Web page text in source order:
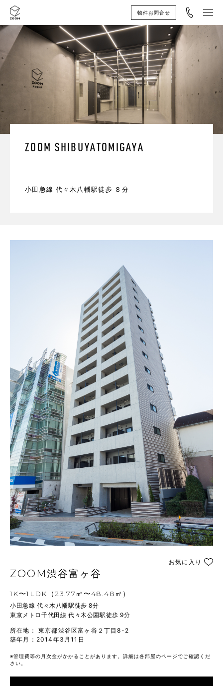
物件お問合せ 電話
ZOOM SHIBUYATOMIGAYA
お気に入り
ZOOM渋谷富ヶ谷
1K〜1LDK（23.77㎡〜48.48㎡）
小田急線 代々木八幡駅徒歩 8分
所在地： 東京都渋谷区富ヶ谷２丁目8-2
築年月：2014年3月11日
※管理費等の月次金がかかることがあります。詳細は各部屋のページでご確認くだ
さい。